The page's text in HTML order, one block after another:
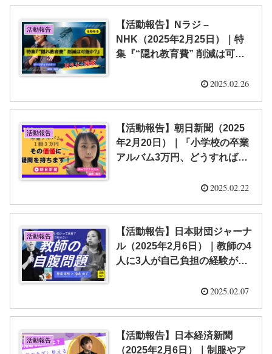
活動報告
【活動報告】Nラジ –
NHK（2025年2月25日）｜特
集『“隠れ教育費” 削減は可能
2025.02.26
活動報告
【活動報告】朝日新聞（2025
年2月20日）｜「小学校の卒業
アルバム3万円、どうすれば」
2025.02.22
活動報告
【活動報告】日本財団ジャーナ
ル（2025年2月6日）｜教師の4
人に3人が自己負担の経験があ
改善するには【栁澤 靖明・福
2025.02.07
活動報告
【活動報告】日本経済新聞
（2025年2月6日）｜制服やア